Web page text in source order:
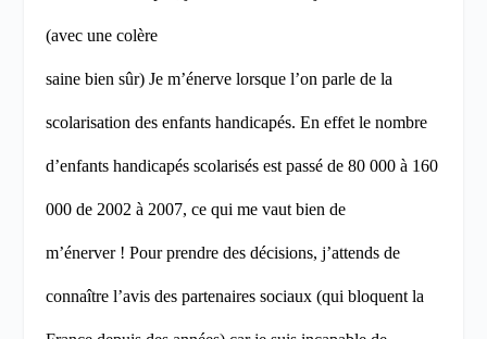
(avec une colère
saine bien sûr) Je m’énerve lorsque l’on parle de la
scolarisation des enfants handicapés. En effet le nombre
d’enfants handicapés scolarisés est passé de 80 000 à 160
000 de 2002 à 2007, ce qui me vaut bien de
m’énerver ! Pour prendre des décisions, j’attends de
connaître l’avis des partenaires sociaux (qui bloquent la